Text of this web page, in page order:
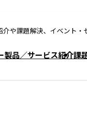
や課題解決、イベント・
製品／サービス紹介課